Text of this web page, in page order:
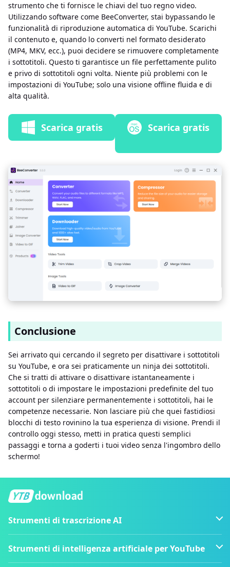
strumento che ti fornisce le chiavi del tuo regno video.
Utilizzando software come BeeConverter, stai bypassando le
funzionalità di riproduzione automatica di YouTube. Scarichi
il contenuto e, quando lo converti nel formato desiderato
(MP4, MKV, ecc.), puoi decidere se rimuovere completamente
i sottotitoli. Questo ti garantisce un file perfettamente pulito
e privo di sottotitoli ogni volta. Niente più problemi con le
impostazioni di YouTube; solo una visione offline fluida e di
alta qualità.
Scarica gratis Scarica gratis
Conclusione
Sei arrivato qui cercando il segreto per disattivare i sottotitoli
su YouTube, e ora sei praticamente un ninja dei sottotitoli.
Che si tratti di attivare o disattivare istantaneamente i
sottotitoli o di impostare le impostazioni predefinite del tuo
account per silenziare permanentemente i sottotitoli, hai le
competenze necessarie. Non lasciare più che quei fastidiosi
blocchi di testo rovinino la tua esperienza di visione. Prendi il
controllo oggi stesso, metti in pratica questi semplici
passaggi e torna a goderti i tuoi video senza l'ingombro dello
schermo!
Strumenti di trascrizione AI
Strumenti di intelligenza artificiale per YouTube